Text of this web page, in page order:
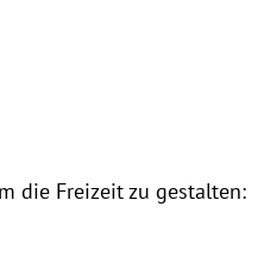
die Freizeit zu gestalten: